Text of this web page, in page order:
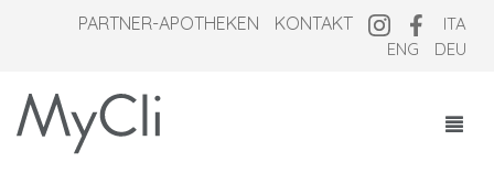
PARTNER-APOTHEKEN KONTAKT
ITA
ENG
DEU